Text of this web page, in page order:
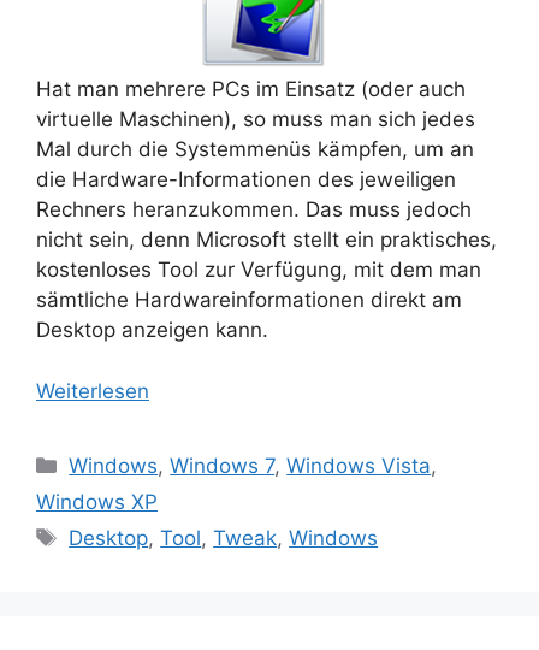
Hat man mehrere PCs im Einsatz (oder auch
virtuelle Maschinen), so muss man sich jedes
Mal durch die Systemmenüs kämpfen, um an
die Hardware-Informationen des jeweiligen
Rechners heranzukommen. Das muss jedoch
nicht sein, denn Microsoft stellt ein praktisches,
kostenloses Tool zur Verfügung, mit dem man
sämtliche Hardwareinformationen direkt am
Desktop anzeigen kann.
Weiterlesen
Kategorien
Windows,Windows 7,Windows Vista,
Windows XP
Schlagwörter
Desktop,Tool,Tweak,Windows